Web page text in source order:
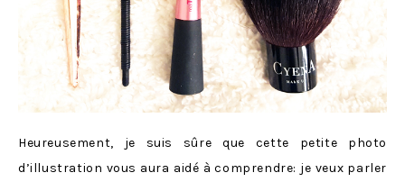
Heureusement, je suis sûre que cette petite photo
d’illustration vous aura aidé à comprendre: je veux parler